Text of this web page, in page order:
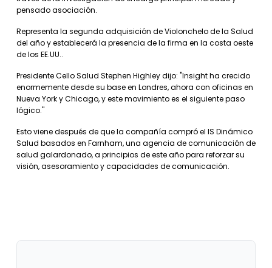
pensado asociación.
Representa la segunda adquisición de Violonchelo de la Salud
del año y establecerá la presencia de la firma en la costa oeste
de los EE.UU..
Presidente Cello Salud Stephen Highley dijo: "Insight ha crecido
enormemente desde su base en Londres, ahora con oficinas en
Nueva York y Chicago, y este movimiento es el siguiente paso
lógico."
Esto viene después de que la compañía compró el IS Dinámico
Salud basados ​​en Farnham, una agencia de comunicación de
salud galardonado, a principios de este año para reforzar su
visión, asesoramiento y capacidades de comunicación.